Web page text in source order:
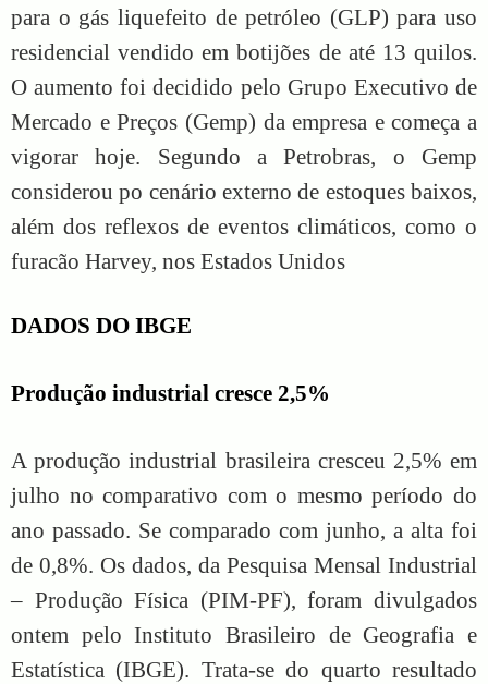
para o gás liquefeito de petróleo (GLP) para uso
residencial vendido em botijões de até 13 quilos.
O aumento foi decidido pelo Grupo Executivo de
Mercado e Preços (Gemp) da empresa e começa a
vigorar hoje. Segundo a Petrobras, o Gemp
considerou po cenário externo de estoques baixos,
além dos reflexos de eventos climáticos, como o
furacão Harvey, nos Estados Unidos
DADOS DO IBGE
Produção industrial cresce 2,5%
A produção industrial brasileira cresceu 2,5% em
julho no comparativo com o mesmo período do
ano passado. Se comparado com junho, a alta foi
de 0,8%. Os dados, da Pesquisa Mensal Industrial
– Produção Física (PIM-PF), foram divulgados
ontem pelo Instituto Brasileiro de Geografia e
Estatística (IBGE). Trata-se do quarto resultado